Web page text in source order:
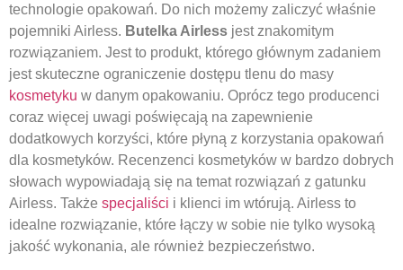
technologie opakowań. Do nich możemy zaliczyć właśnie
pojemniki Airless. Butelka Airless jest znakomitym
rozwiązaniem. Jest to produkt, którego głównym zadaniem
jest skuteczne ograniczenie dostępu tlenu do masy
kosmetyku w danym opakowaniu. Oprócz tego producenci
coraz więcej uwagi poświęcają na zapewnienie
dodatkowych korzyści, które płyną z korzystania opakowań
dla kosmetyków. Recenzenci kosmetyków w bardzo dobrych
słowach wypowiadają się na temat rozwiązań z gatunku
Airless. Także specjaliści i klienci im wtórują. Airless to
idealne rozwiązanie, które łączy w sobie nie tylko wysoką
jakość wykonania, ale również bezpieczeństwo.